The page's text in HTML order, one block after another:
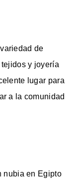
de
y joyería
lugar para
a la comunidad
nubia en Egipto